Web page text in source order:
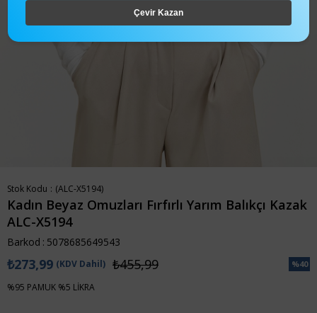
Stok Kodu (ALC-X5194)
Kadın Beyaz Omuzları Fırfırlı Yarım Balıkçı Kazak
ALC-X5194
Barkod : 5078685649543
%40
₺455,99
₺273,99 (KDV Dahil)
%95 PAMUK %5 LİKRA
Çevir Kazan